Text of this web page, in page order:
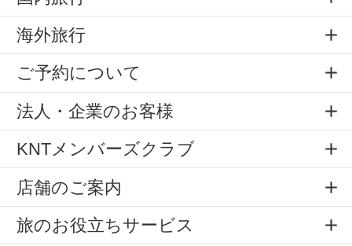
海外旅行
ご予約について
法人・企業のお客様
KNTメンバーズクラブ
店舗のご案内
旅のお役立ちサービス